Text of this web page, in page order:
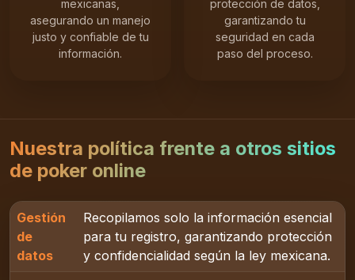
mexicanas,
asegurando un manejo
justo y confiable de tu
información.
protección de datos,
garantizando tu
seguridad en cada
paso del proceso.
Nuestra política frente a otros sitios
de poker online
Gestión
de
datos
Recopilamos solo la información esencial
para tu registro, garantizando protección
y confidencialidad según la ley mexicana.